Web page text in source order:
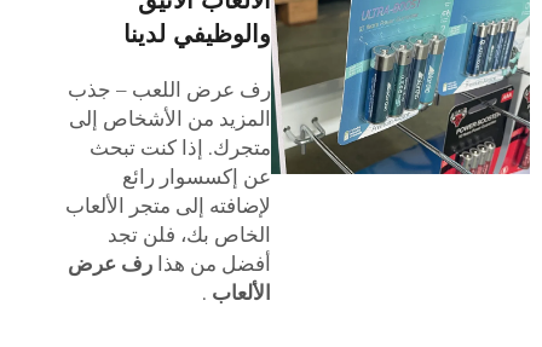
والوظيفي لدينا
رف عرض اللعب – جذب
المزيد من الأشخاص إلى
متجرك. إذا كنت تبحث
عن إكسسوار رائع
لإضافته إلى متجر الألعاب
الخاص بك، فلن تجد
أفضل من هذارف عرض
الألعاب.